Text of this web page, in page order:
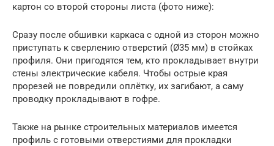
картон со второй стороны листа (фото ниже):
Сразу после обшивки каркаса с одной из сторон можно
приступать к сверлению отверстий (Ø35 мм) в стойках
профиля. Они пригодятся тем, кто прокладывает внутри
стены электрические кабеля. Чтобы острые края
прорезей не повредили оплётку, их загибают, а саму
проводку прокладывают в гофре.
Также на рынке строительных материалов имеется
профиль с готовыми отверстиями для прокладки